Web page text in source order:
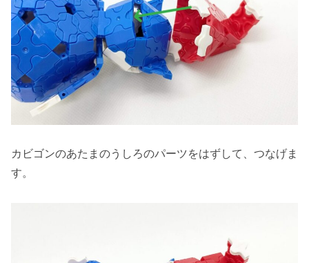
カビゴンのあたまのうしろのパーツをはずして、つなげま
す。